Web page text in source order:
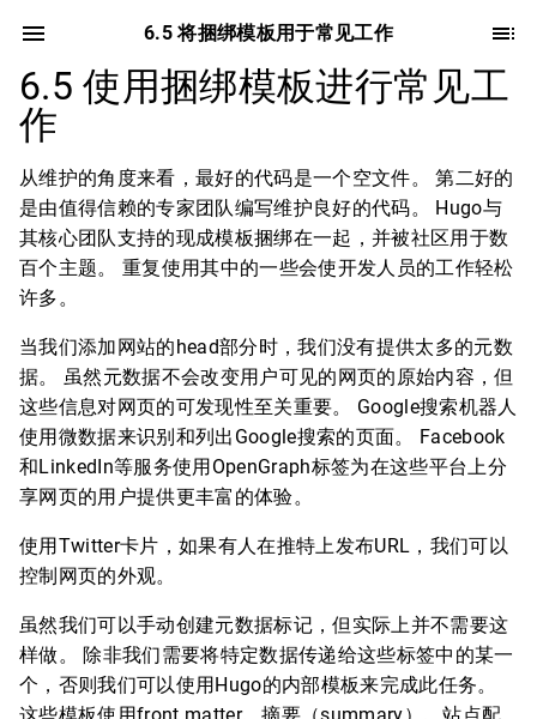
6.5 将捆绑模板用于常见工作
6.5 使用捆绑模板进行常见工
作
从维护的角度来看，最好的代码是一个空文件。 第二好的
是由值得信赖的专家团队编写维护良好的代码。 Hugo与
其核心团队支持的现成模板捆绑在一起，并被社区用于数
百个主题。 重复使用其中的一些会使开发人员的工作轻松
许多。
当我们添加网站的head部分时，我们没有提供太多的元数
据。 虽然元数据不会改变用户可见的网页的原始内容，但
这些信息对网页的可发现性至关重要。 Google搜索机器人
使用微数据来识别和列出Google搜索的页面。 Facebook
和LinkedIn等服务使用OpenGraph标签为在这些平台上分
享网页的用户提供更丰富的体验。
使用Twitter卡片，如果有人在推特上发布URL，我们可以
控制网页的外观。
虽然我们可以手动创建元数据标记，但实际上并不需要这
样做。 除非我们需要将特定数据传递给这些标签中的某一
个，否则我们可以使用Hugo的内部模板来完成此任务。